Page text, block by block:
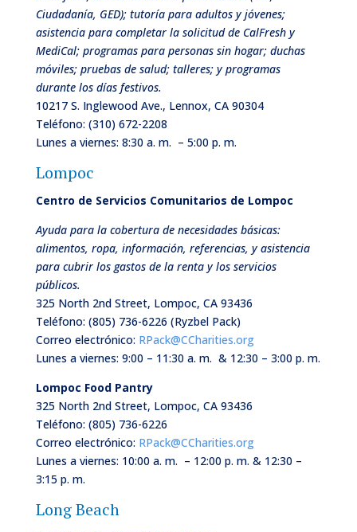
Ciudadanía, GED); tutoría para adultos y jóvenes;
asistencia para completar la solicitud de CalFresh y
MediCal; programas para personas sin hogar; duchas
móviles; pruebas de salud; talleres; y programas
durante los días festivos.
10217 S. Inglewood Ave., Lennox, CA 90304
Teléfono: (310) 672-2208
Lunes a viernes: 8:30 a. m. – 5:00 p. m.
Lompoc
Centro de Servicios Comunitarios de Lompoc
Ayuda para la cobertura de necesidades básicas:
alimentos, ropa, información, referencias, y asistencia
para cubrir los gastos de la renta y los servicios
públicos.
325 North 2nd Street, Lompoc, CA 93436
Teléfono: (805) 736-6226 (Ryzbel Pack)
Correo electrónico: RPack@CCharities.org
Lunes a viernes: 9:00 – 11:30 a. m. & 12:30 – 3:00 p. m.
Lompoc Food Pantry
325 North 2nd Street, Lompoc, CA 93436
Teléfono: (805) 736-6226
Correo electrónico: RPack@CCharities.org
Lunes a viernes: 10:00 a. m. – 12:00 p. m. & 12:30 –
3:15 p. m.
Long Beach